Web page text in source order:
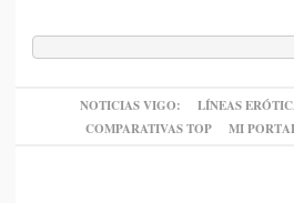
NOTICIAS VIGO: LÍNEAS
COMPARATIVAS TOP
MI